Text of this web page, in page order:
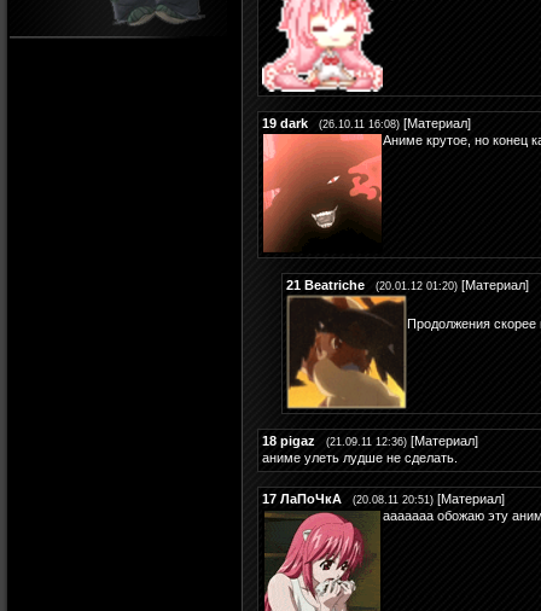
19 dark (26.10.11 16:08) [Материал]
Аниме крутое, но конец
21 Beatriche (20.01.12 01:20) [Материал]
Продолжения скорее
18 pigaz (21.09.11 12:36) [Материал]
аниме улеть лудше не сделать.
17 ЛаПоЧкА (20.08.11 20:51) [Материал]
ааааааа обожаю эту